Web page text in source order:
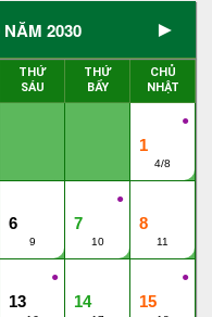
2030 ►
THỨ
SÁU
THỨ
BẨY
CHỦ
NHẬT
●
1
4/8
6
9
●
7
10
8
11
●
13 14
●
15